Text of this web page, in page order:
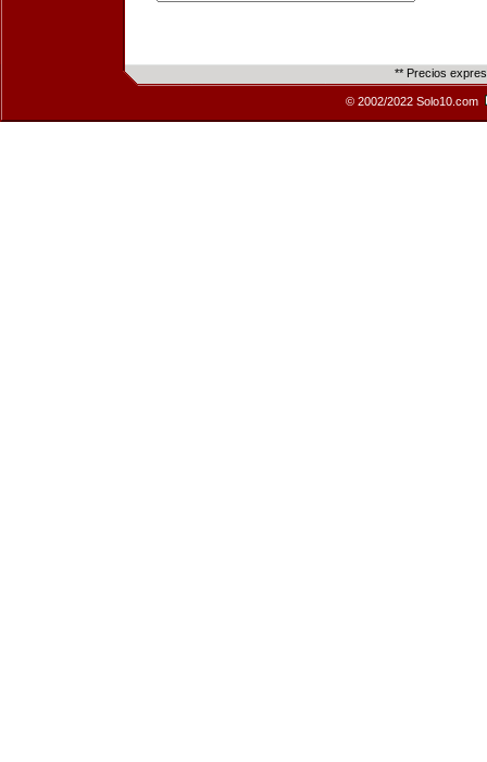
** Precios
© 2002/2022 Solo10.com